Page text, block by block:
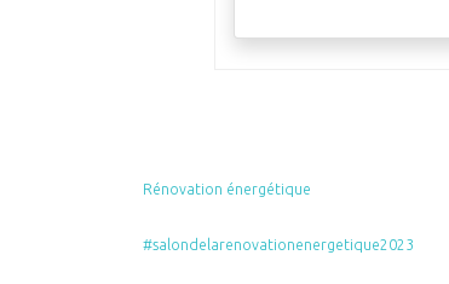
Rénovation énergétique
#salondelarenovationenergetique2023